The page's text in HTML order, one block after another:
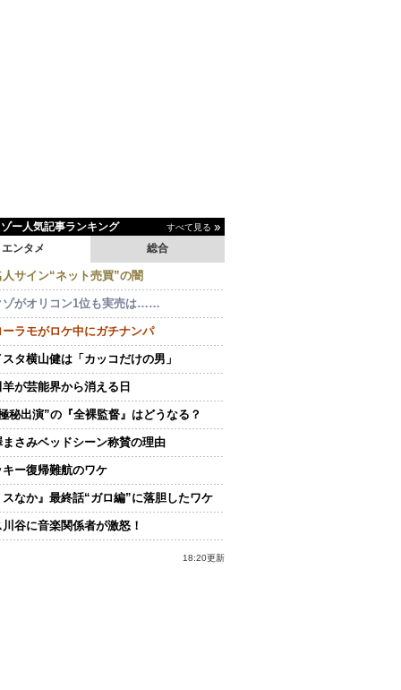
ー人気記事ランキング すべて見る
エンタメ 総合
人サイン“ネット売買”の闇
ゾがオリコン1位も実売は……
ーラモがロケ中にガチナンパ
タ横山健は「カッコだけの男」
が芸能界から消える日
秘出演”の『全裸監督』はどうなる？
まさみベッドシーン称賛の理由
キー復帰難航のワケ
スなか』最終話“ガロ編”に落胆したワケ
谷に音楽関係者が激怒！
18:20更新